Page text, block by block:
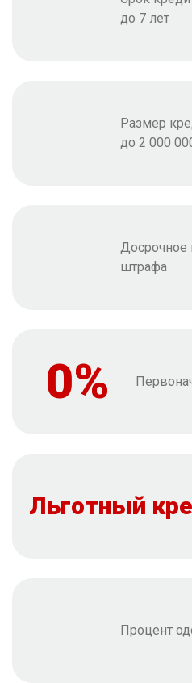
до 7 лет
Размер
до 2 000
Досрочное
штрафа
0%
Льготный
Процент